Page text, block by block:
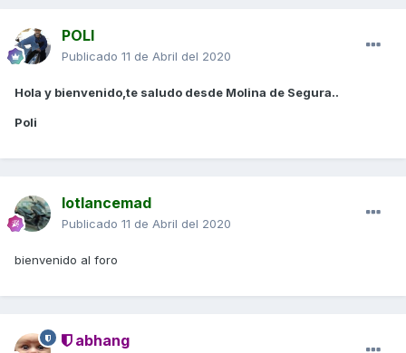
POLI
Publicado 11 de Abril del 2020
Hola y bienvenido,te saludo desde Molina de Segura..
Poli
lotlancemad
Publicado 11 de Abril del 2020
bienvenido al foro
abhang